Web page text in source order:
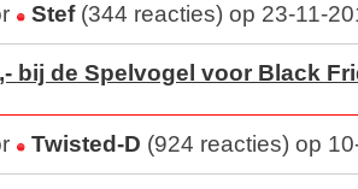
Stef(344 reacties) op 23-11-
bij de Spelvogel voor Black
Twisted-D (924 reacties) op